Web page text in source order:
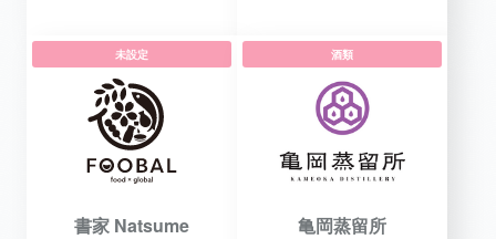
未設定
書家 Natsume
酒類
亀岡蒸留所